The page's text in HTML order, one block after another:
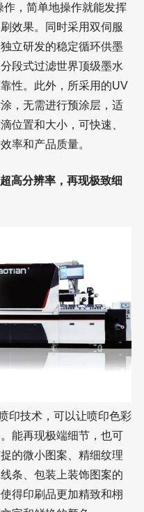
作，简单地操作就能发挥
效果。同时采用双伺服
立研发的稳定循环供墨
段式过滤世界顶级墨水
性。此外，所采用的UV
，无需进行预涂层，适
位置和大小，可快速、
率和产品质量。
高分辨率，再现极致细
印技术，可以让喷印色彩
能再现极端细节，也可
的微小图案、精细纹理
条、包装上装饰图案的
得印刷品更加精致和栩